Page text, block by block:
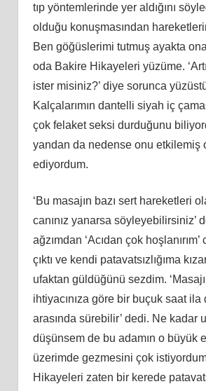
tıp yöntemlerinde yer aldığını
olduğu konuşmasından
Ben göğüslerimi tutmuş ayakta
oda Bakire Hikayeleri yüzüme.
ister misiniz?’ diye sorunca
Kalçalarımın dantelli siyah iç
çok felaket seksi durduğunu
yandan da nedense onu etkilemiş
ediyordum.
‘Bu masajın bazı sert hareketleri
canınız yanarsa söyleyebilirsiniz’
ağzımdan ‘Acıdan çok
çıktı ve kendi patavatsızlığıma
ufaktan güldüğünü sezdim.
ihtiyacınıza göre bir buçuk saat ila
arasında sürebilir’ dedi. Ne kadar
düşünsem de bu adamın o büyük
üzerimde gezmesini çok
Hikayeleri zaten bir kerede